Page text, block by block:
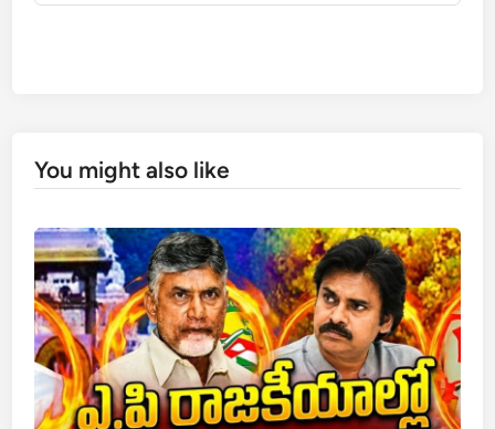
You might also like